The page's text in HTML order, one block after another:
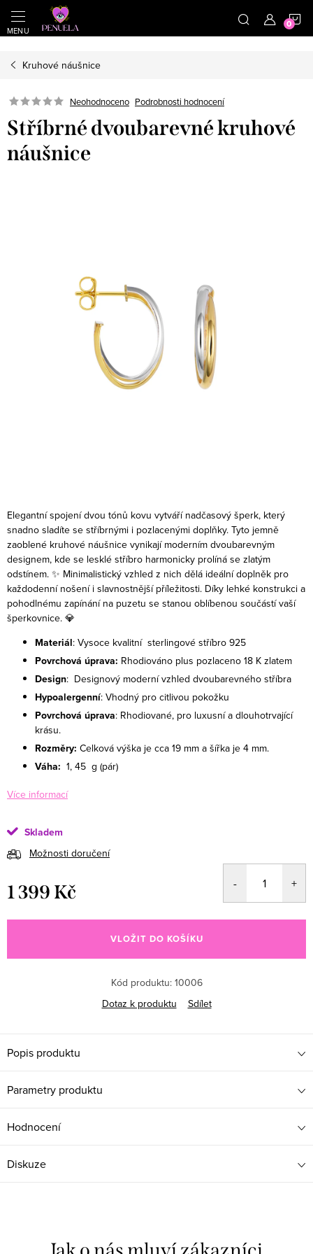
https://cz.pinterest.com/shoppenuela/
Přejít na obsah
Kruhové náušnice
Neohodnoceno Podrobnosti hodnocení
Stříbrné dvoubarevné kruhové
náušnice
Elegantní spojení dvou tónů kovu vytváří nadčasový šperk, který
snadno sladíte se stříbrnými i pozlacenými doplňky. Tyto jemně
zaoblené kruhové náušnice vynikají moderním dvoubarevným
designem, kde se lesklé stříbro harmonicky prolíná se zlatým
odstínem. ✨ Minimalistický vzhled z nich dělá ideální doplněk pro
každodenní nošení i slavnostnější příležitosti. Díky lehké konstrukci a
pohodlnému zapínání na puzetu se stanou oblíbenou součástí vaší
šperkovnice. 💎
Materiál: Vysoce kvalitní sterlingové stříbro 925
Povrchová úprava: Rhodiováno plus pozlaceno 18 K zlatem
Design: Designový moderní vzhled dvoubarevného stříbra
Hypoalergenní: Vhodný pro citlivou pokožku
Povrchová úprava: Rhodiované, pro luxusní a dlouhotrvající
krásu.
Rozměry: Celková výška je cca 19 mm a šířka je 4 mm.
Váha: 1, 45 g (pár)
Více informací
Skladem
Možnosti doručení
1 399 Kč
VLOŽIT DO KOŠÍKU
Kód produktu: 10006
Dotaz k produktu
Sdílet
Popis produktu
Parametry produktu
Hodnocení
Diskuze